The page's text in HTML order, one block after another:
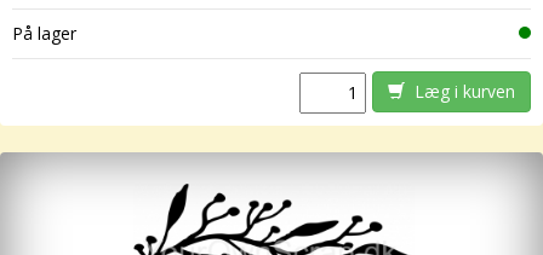
På lager
Læg i kurven